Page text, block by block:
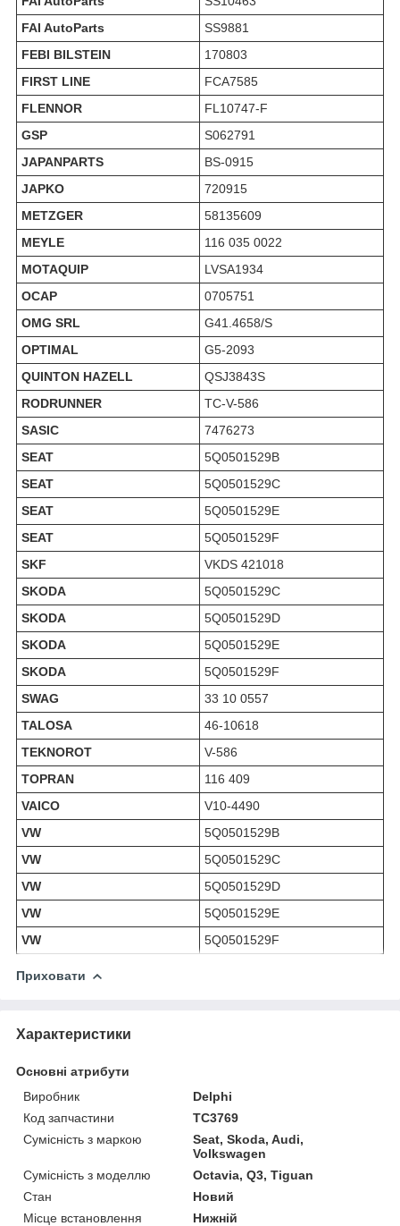
FAI AutoParts
SS9881
FEBI BILSTEIN
170803
FIRST LINE
FCA7585
FLENNOR
FL10747-F
GSP
S062791
JAPANPARTS
BS-0915
JAPKO
720915
METZGER
58135609
MEYLE
116 035 0022
MOTAQUIP
LVSA1934
OCAP
0705751
OMG SRL
G41.4658/S
OPTIMAL
G5-2093
QUINTON HAZELL
QSJ3843S
RODRUNNER
TC-V-586
SASIC
7476273
SEAT
5Q0501529B
SEAT
5Q0501529C
SEAT
5Q0501529E
SEAT
5Q0501529F
SKF
VKDS 421018
SKODA
5Q0501529C
SKODA
5Q0501529D
SKODA
5Q0501529E
SKODA
5Q0501529F
SWAG
33 10 0557
TALOSA
46-10618
TEKNOROT
V-586
TOPRAN
116 409
VAICO
V10-4490
VW
5Q0501529B
VW
5Q0501529C
VW
5Q0501529D
VW
5Q0501529E
VW
5Q0501529F
Приховати
Характеристики
Основні атрибути
Виробник
Delphi
Код запчастини
TC3769
Сумісність з маркою
Seat, Skoda, Audi,
Volkswagen
Сумісність з моделлю
Octavia, Q3, Tiguan
Стан
Новий
Місце встановлення
Нижній